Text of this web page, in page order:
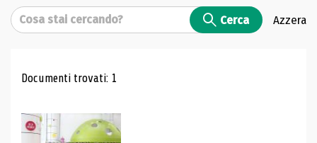
Cerca Cerca Azzera
Risultati di ricerca
Documenti trovati: 1